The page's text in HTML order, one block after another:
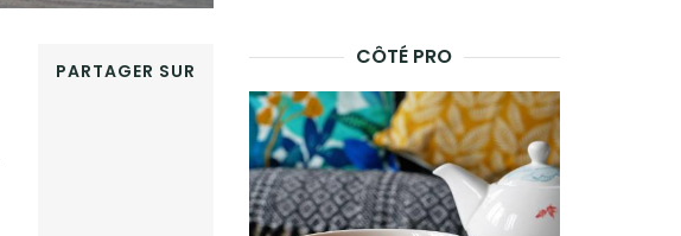
PARTAGER SUR
CÔTÉ PRO